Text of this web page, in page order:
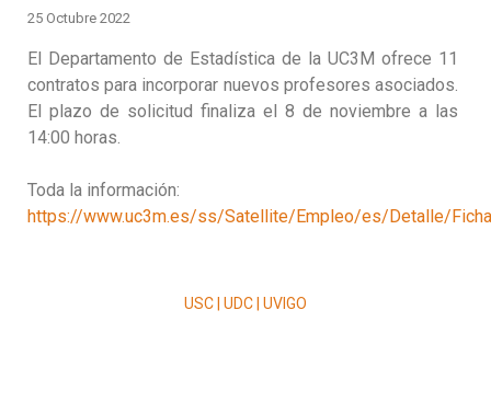
25 Octubre 2022
El Departamento de Estadística de la UC3M ofrece 11
contratos para incorporar nuevos profesores asociados.
El plazo de solicitud finaliza el 8 de noviembre a las
14:00 horas.
Toda la información:
https://www.uc3m.es/ss/Satellite/Empleo/es/Detalle/
USC | UDC | UVIGO